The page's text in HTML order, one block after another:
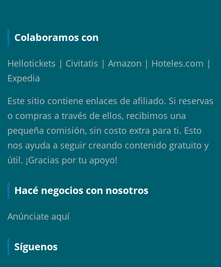
Colaboramos con
Hellotickets | Civitatis | Amazon | Hoteles.com |
Expedia
Este sitio contiene enlaces de afiliado. Si reservas
o compras a través de ellos, recibimos una
pequeña comisión, sin costo extra para ti. Esto
nos ayuda a seguir creando contenido gratuito y
útil. ¡Gracias por tu apoyo!
Hacé negocios con nosotros
Anúnciate aquí
Síguenos